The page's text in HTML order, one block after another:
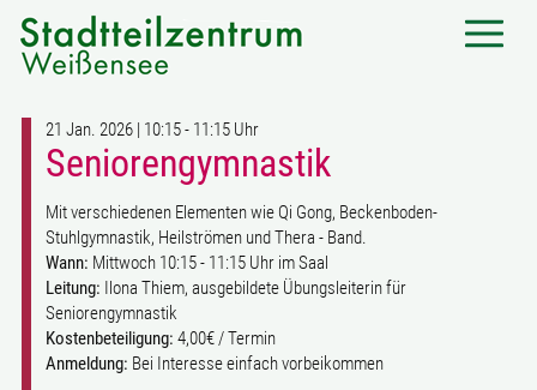
21 Jan. 2026 | 10:15 - 11:15 Uhr
Seniorengymnastik
Mit verschiedenen Elementen wie Qi Gong, Beckenboden-
Stuhlgymnastik, Heilströmen und Thera - Band.
Wann: Mittwoch 10:15 - 11:15 Uhr im Saal
Leitung: Ilona Thiem, ausgebildete Übungsleiterin für
Seniorengymnastik
Kostenbeteiligung: 4,00€ / Termin
Anmeldung: Bei Interesse einfach vorbeikommen